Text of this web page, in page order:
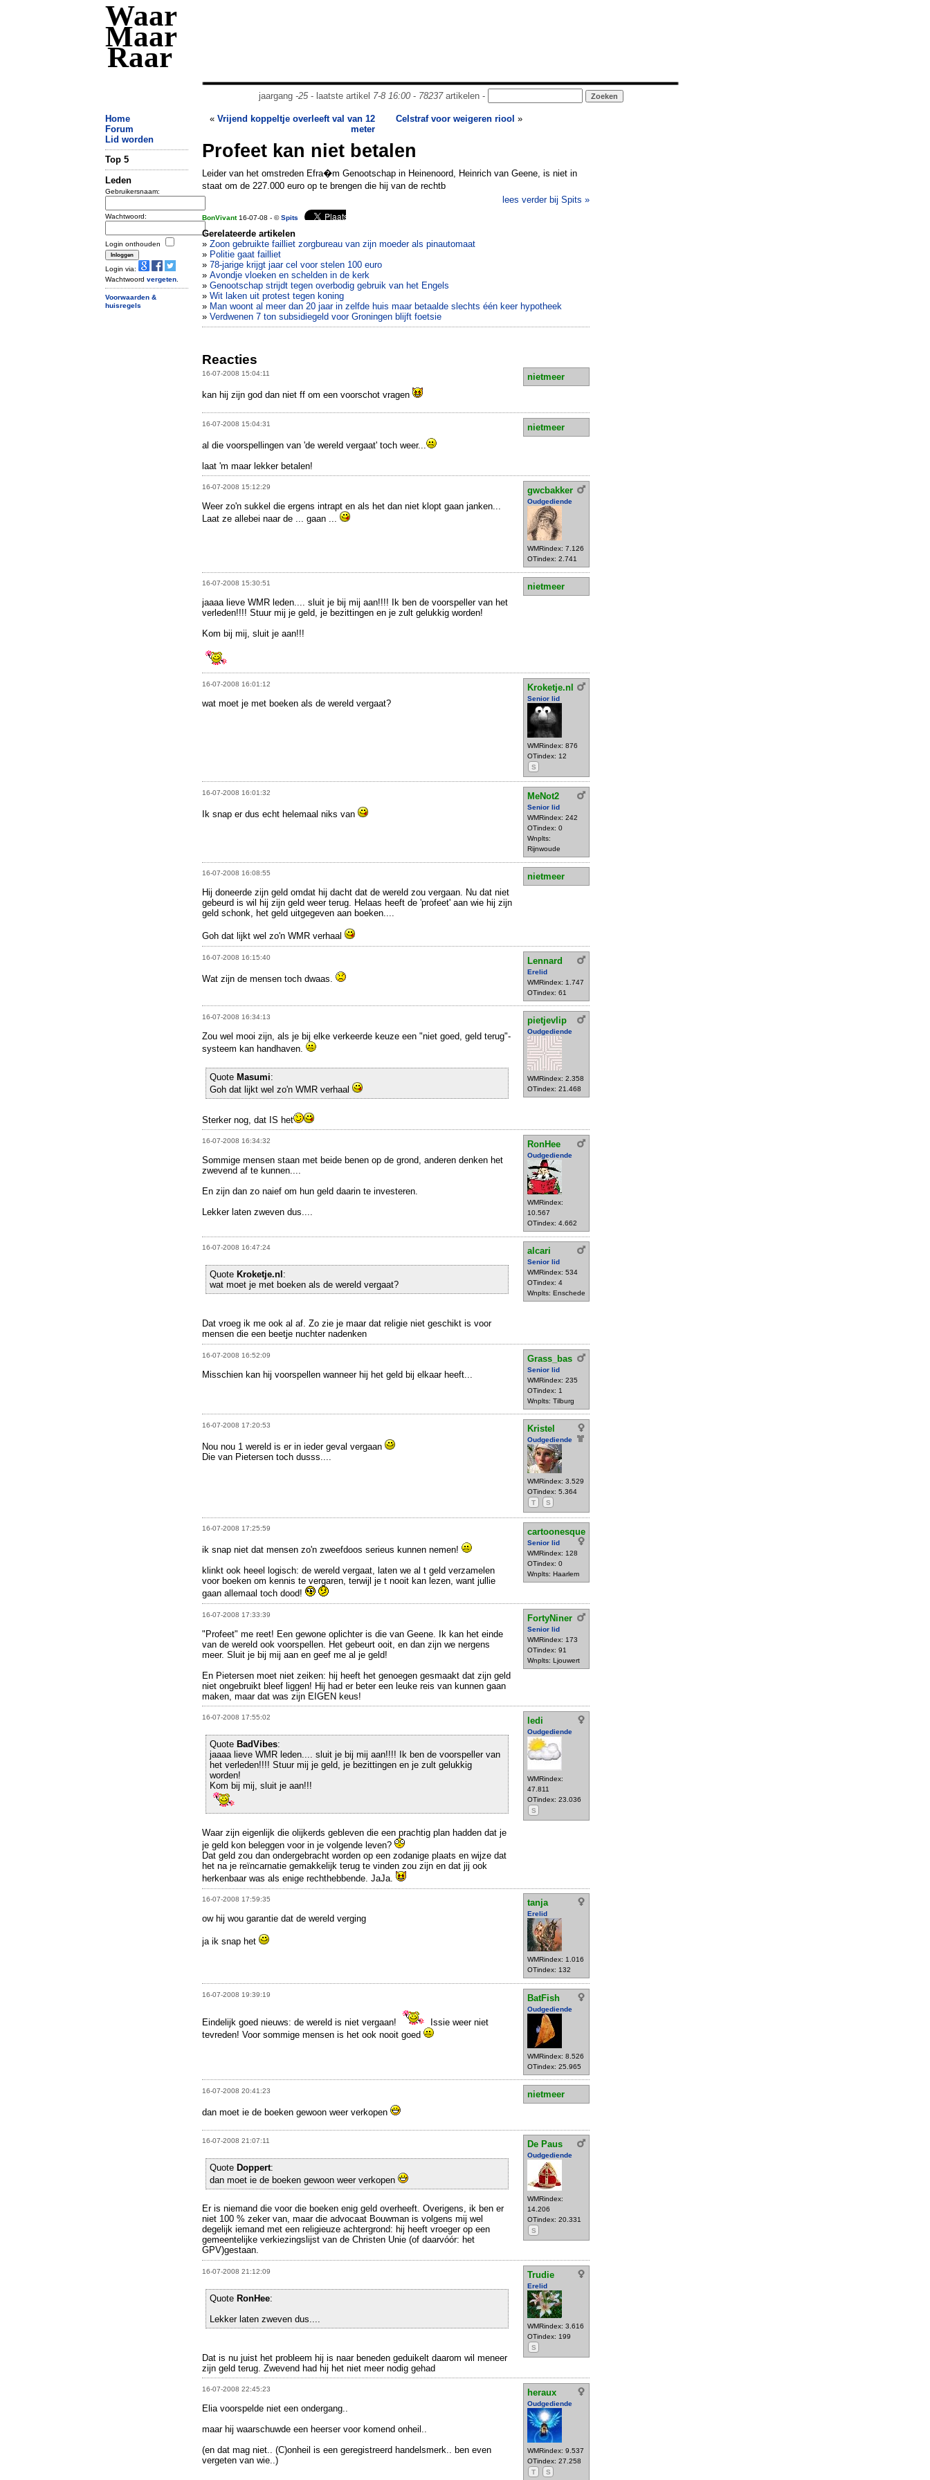
Waar
Maar
Raar
jaargang -25- laatste artikel 7-8 16:00- 78237artikelen -
Home
Forum
Lid worden
Top 5
Leden
Gebruikersnaam:
Wachtwoord:
Login onthouden
Login via:
Wachtwoord vergeten
Voorwaarden &
huisregels
« Vrijend koppeltje overleeft val van 12
meter
Celstraf voor weigeren riool »
Profeet kan niet betalen
Leider van het omstreden Efra�m Genootschap in Heinenoord, Heinrich van Geene, is niet in
staat om de 227.000 euro op te brengen die hij van de rechtb
lees verder bij Spits »
BonVivant16-07-08 - ©Spits
Gerelateerde artikelen
» Zoon gebruikte failliet zorgbureau van zijn moeder als pinautomaat
» Politie gaat failliet
» 78-jarige krijgt jaar cel voor stelen 100 euro
» Avondje vloeken en schelden in de kerk
» Genootschap strijdt tegen overbodig gebruik van het Engels
» Wit laken uit protest tegen koning
» Man woont al meer dan 20 jaar in zelfde huis maar betaalde slechts één keer hypotheek
» Verdwenen 7 ton subsidiegeld voor Groningen blijft foetsie
Reacties
16-07-2008 15:04:11
nietmeer
kan hij zijn god dan niet ff om een voorschot vragen
16-07-2008 15:04:31
nietmeer
al die voorspellingen van 'de wereld vergaat' toch weer...
laat 'm maar lekker betalen!
16-07-2008 15:12:29 gwcbakker
Oudgediende
WMRindex: 7.126
OTindex: 2.741
Weer zo'n sukkel die ergens intrapt en als het dan niet klopt gaan janken...
Laat ze allebei naar de ... gaan ...
16-07-2008 15:30:51
nietmeer
jaaaa lieve WMR leden.... sluit je bij mij aan!!!! Ik ben de voorspeller van het
verleden!!!! Stuur mij je geld, je bezittingen en je zult gelukkig worden!
Kom bij mij, sluit je aan!!!
16-07-2008 16:01:12 Kroketje.nl
Senior lid
WMRindex: 876
OTindex: 12
S
wat moet je met boeken als de wereld vergaat?
16-07-2008 16:01:32 MeNot2
Senior lid
WMRindex: 242
OTindex: 0
Wnplts:
Rijnwoude
Ik snap er dus echt helemaal niks van
16-07-2008 16:08:55
nietmeer
Hij doneerde zijn geld omdat hij dacht dat de wereld zou vergaan. Nu dat niet
gebeurd is wil hij zijn geld weer terug. Helaas heeft de 'profeet' aan wie hij zijn
geld schonk, het geld uitgegeven aan boeken....
Goh dat lijkt wel zo'n WMR verhaal
16-07-2008 16:15:40 Lennard
Erelid
WMRindex: 1.747
OTindex: 61
Wat zijn de mensen toch dwaas.
16-07-2008 16:34:13 pietjevlip
Oudgediende
WMRindex: 2.358
OTindex: 21.468
Zou wel mooi zijn, als je bij elke verkeerde keuze een "niet goed, geld terug"-
systeem kan handhaven.
Quote Masumi:
Goh dat lijkt wel zo'n WMR verhaal
Sterker nog, dat IS het
16-07-2008 16:34:32 RonHee
Oudgediende
WMRindex:
10.567
OTindex: 4.662
Sommige mensen staan met beide benen op de grond, anderen denken het
zwevend af te kunnen....
En zijn dan zo naief om hun geld daarin te investeren.
Lekker laten zweven dus....
16-07-2008 16:47:24 alcari
Senior lid
WMRindex: 534
OTindex: 4
Wnplts: Enschede
Quote Kroketje.nl :
wat moet je met boeken als de wereld vergaat?
Dat vroeg ik me ook al af. Zo zie je maar dat religie niet geschikt is voor
mensen die een beetje nuchter nadenken
16-07-2008 16:52:09 Grass_bas
Senior lid
WMRindex: 235
OTindex: 1
Wnplts: Tilburg
Misschien kan hij voorspellen wanneer hij het geld bij elkaar heeft...
16-07-2008 17:20:53 Kristel
Oudgediende
WMRindex: 3.529
OTindex: 5.364
T
S
Nou nou 1 wereld is er in ieder geval vergaan
Die van Pietersen toch dusss....
16-07-2008 17:25:59 cartoonesque
Senior lid
WMRindex: 128
OTindex: 0
Wnplts: Haarlem
ik snap niet dat mensen zo'n zweefdoos serieus kunnen nemen!
klinkt ook heeel logisch: de wereld vergaat, laten we al t geld verzamelen
voor boeken om kennis te vergaren, terwijl je t nooit kan lezen, want jullie
gaan allemaal toch dood!
16-07-2008 17:33:39 FortyNiner
Senior lid
WMRindex: 173
OTindex: 91
Wnplts: Ljouwert
"Profeet" me reet! Een gewone oplichter is die van Geene. Ik kan het einde
van de wereld ook voorspellen. Het gebeurt ooit, en dan zijn we nergens
meer. Sluit je bij mij aan en geef me al je geld!
En Pietersen moet niet zeiken: hij heeft het genoegen gesmaakt dat zijn geld
niet ongebruikt bleef liggen! Hij had er beter een leuke reis van kunnen gaan
maken, maar dat was zijn EIGEN keus!
16-07-2008 17:55:02 ledi
Oudgediende
WMRindex:
47.811
OTindex: 23.036
S
Quote BadVibes:
jaaaa lieve WMR leden.... sluit je bij mij aan!!!! Ik ben de voorspeller van
het verleden!!!! Stuur mij je geld, je bezittingen en je zult gelukkig
worden!
Kom bij mij, sluit je aan!!!
Waar zijn eigenlijk die olijkerds gebleven die een prachtig plan hadden dat je
je geld kon beleggen voor in je volgende leven?
Dat geld zou dan ondergebracht worden op een zodanige plaats en wijze dat
het na je reïncarnatie gemakkelijk terug te vinden zou zijn en dat jij ook
herkenbaar was als enige rechthebbende. JaJa.
16-07-2008 17:59:35 tanja
Erelid
WMRindex: 1.016
OTindex: 132
ow hij wou garantie dat de wereld verging
ja ik snap het
16-07-2008 19:39:19 BatFish
Oudgediende
WMRindex: 8.526
OTindex: 25.965
Eindelijk goed nieuws: de wereld is niet vergaan!
Issie weer niet
tevreden! Voor sommige mensen is het ook nooit goed
16-07-2008 20:41:23
nietmeer
dan moet ie de boeken gewoon weer verkopen
16-07-2008 21:07:11 De Paus
Oudgediende
WMRindex:
14.206
OTindex: 20.331
S
Quote Doppert:
dan moet ie de boeken gewoon weer verkopen
Er is niemand die voor die boeken enig geld overheeft. Overigens, ik ben er
niet 100 % zeker van, maar die advocaat Bouwman is volgens mij wel
degelijk iemand met een religieuze achtergrond: hij heeft vroeger op een
gemeentelijke verkiezingslijst van de Christen Unie (of daarvóór: het
GPV)gestaan.
16-07-2008 21:12:09 Trudie
Erelid
WMRindex: 3.616
OTindex: 199
S
Quote RonHee:
Lekker laten zweven dus....
Dat is nu juist het probleem hij is naar beneden geduikelt daarom wil meneer
zijn geld terug. Zwevend had hij het niet meer nodig gehad
16-07-2008 22:45:23 heraux
Oudgediende
WMRindex: 9.537
OTindex: 27.258
T
S
Elia voorspelde niet een ondergang..
maar hij waarschuwde een heerser voor komend onheil..
(en dat mag niet.. (C)onheil is een geregistreerd handelsmerk.. ben even
vergeten van wie..)